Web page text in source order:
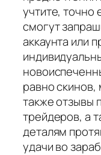
учтите, точно
смогут
аккаунта или
равно скинов,
также отзывы
трейдеров, а
деталям
удачи во